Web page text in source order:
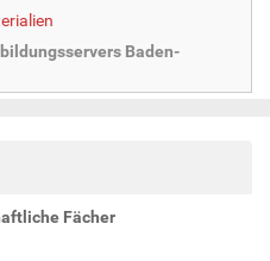
Baden-
Fächer